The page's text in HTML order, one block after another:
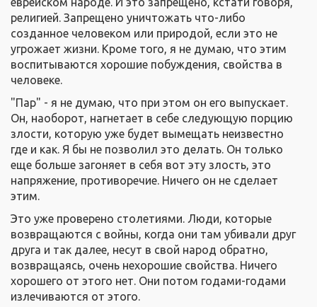
религией. Запрещено уничтожать что-либо
созданное человеком или природой, если это не
угрожает жизни. Кроме того, я не думаю, что этим
воспитываются хорошие побуждения, свойства в
человеке.
"Пар" - я не думаю, что при этом он его выпускает.
Он, наоборот, нагнетает в себе следующую порцию
злости, которую уже будет вымещать неизвестно
где и как. Я бы не позволил это делать. Он только
еще больше загоняет в себя вот эту злость, это
напряжение, противоречие. Ничего он не сделает
этим.
Это уже проверено столетиями. Люди, которые
возвращаются с войны, когда они там убивали друг
друга и так далее, несут в свой народ обратно,
возвращаясь, очень нехорошие свойства. Ничего
хорошего от этого нет. Они потом годами-годами
излечиваются от этого.